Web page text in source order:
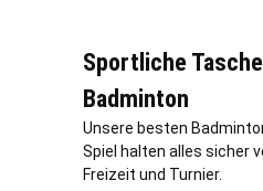
Sportliche
Badminton
Unsere besten
Spiel halten alles sicher
Freizeit und Turnier.